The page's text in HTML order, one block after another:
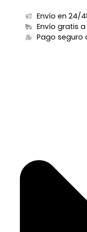
Envío en 24/
Envío gratis
Pago seguro